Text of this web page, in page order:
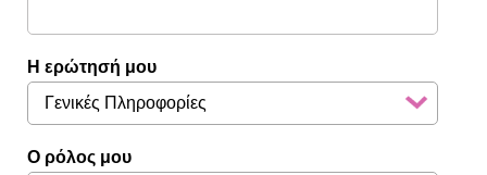
Η ερώτησή μου
Ο ρόλος μου